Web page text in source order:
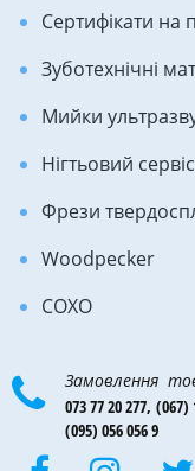
Сертифікати на
Зуботехнічні
Мийки
Нігтьовий сервіс
Фрези
Woodpecker
COXO
Замовлення
073 77 20 277, (067)
(095) 056 056 9